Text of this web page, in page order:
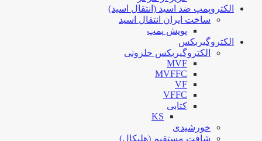
الکتروپمپ ضد اسید (انتقال اسید)
ساخت ایران انتقال اسید
پویش پمپ
الکتروگیربکس
الکتروگیربکس حلزونی
MVF
MVFFC
VF
VFFC
کتابی
KS
خورشیدی
شافت مستقیم (هلیکال)